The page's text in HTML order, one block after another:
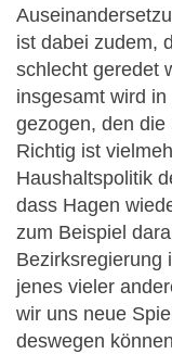
ist dabei zudem,
schlecht geredet
insgesamt wird
gezogen, den
Richtig ist
Haushaltspolitik
dass Hagen
zum Beispiel
Bezirksregierung
jenes vieler
wir uns neue
deswegen